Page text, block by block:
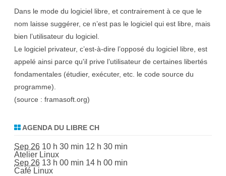
Dans le mode du logiciel libre, et contrairement à ce que le
nom laisse suggérer, ce n’est pas le logiciel qui est libre, mais
bien l’utilisateur du logiciel.
Le logiciel privateur, c’est-à-dire l’opposé du logiciel libre, est
appelé ainsi parce qu'il prive l’utilisateur de certaines libertés
fondamentales (étudier, exécuter, etc. le code source du
programme).
(source : framasoft.org)
AGENDA DU LIBRE CH
Sep 26 10 h 30 min 12 h 30 min
Atelier Linux
Sep 26 13 h 00 min 14 h 00 min
Café Linux